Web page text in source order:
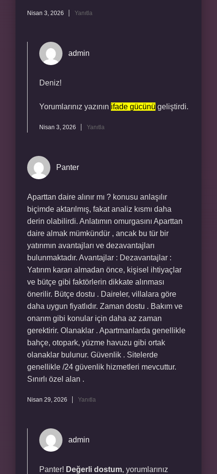
Nisan 3, 2026 Yanıtla
admin
Deniz!
Yorumlarınız yazının ifade gücünü geliştirdi.
Nisan 3, 2026 Yanıtla
Panter
Aparttan daire alınır mı ? konusu anlaşılır
biçimde aktarılmış, fakat analiz kısmı daha
derin olabilirdi. Anlatımın omurgasını Aparttan
daire almak mümkündür , ancak bu tür bir
yatırımın avantajları ve dezavantajları
bulunmaktadır. Avantajlar : Dezavantajlar :
Yatırım kararı almadan önce, kişisel ihtiyaçlar
ve bütçe gibi faktörlerin dikkate alınması
önerilir. Bütçe dostu . Daireler, villalara göre
daha uygun fiyatlıdır. Zaman dostu . Bakım ve
onarım gibi konular için daha az zaman
gerektirir. Olanaklar . Apartmanlarda genellikle
bahçe, otopark, yüzme havuzu gibi ortak
olanaklar bulunur. Güvenlik . Sitelerde
genellikle /24 güvenlik hizmetleri mevcuttur.
Sınırlı özel alan .
Nisan 29, 2026 Yanıtla
admin
Panter! Değerli dostum, yorumlarınız